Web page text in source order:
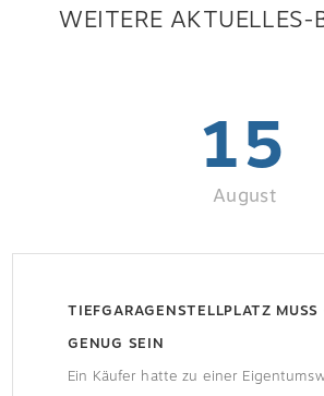
WEITERE AKTUELLES-
15
August
TIEFGARAGENSTELLPLATZ MUSS
ENUG SEIN
Ein Käufer hatte zu einer